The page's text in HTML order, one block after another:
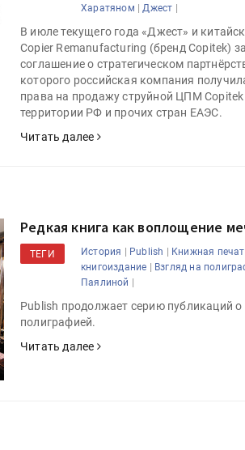
Харатяном |Джест |
В июле текущего года «Джест» и
Copier Remanufacturing (бренд Copitek)
соглашение о стратегическом
которого российская компания
права на продажу струйной ЦПМ Copitek
территории РФ и прочих стран ЕАЭС.
Читать далее
Редкая книга как воплощение
ТЕГИ История | Publish | Книжная
книгоиздание | Взгляд на
Паялиной |
Publish продолжает серию публикаций о
полиграфией.
Читать далее